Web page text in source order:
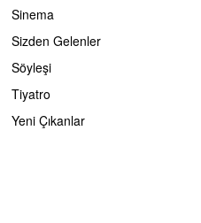
Sinema
Sizden Gelenler
Söyleşi
Tiyatro
Yeni Çıkanlar